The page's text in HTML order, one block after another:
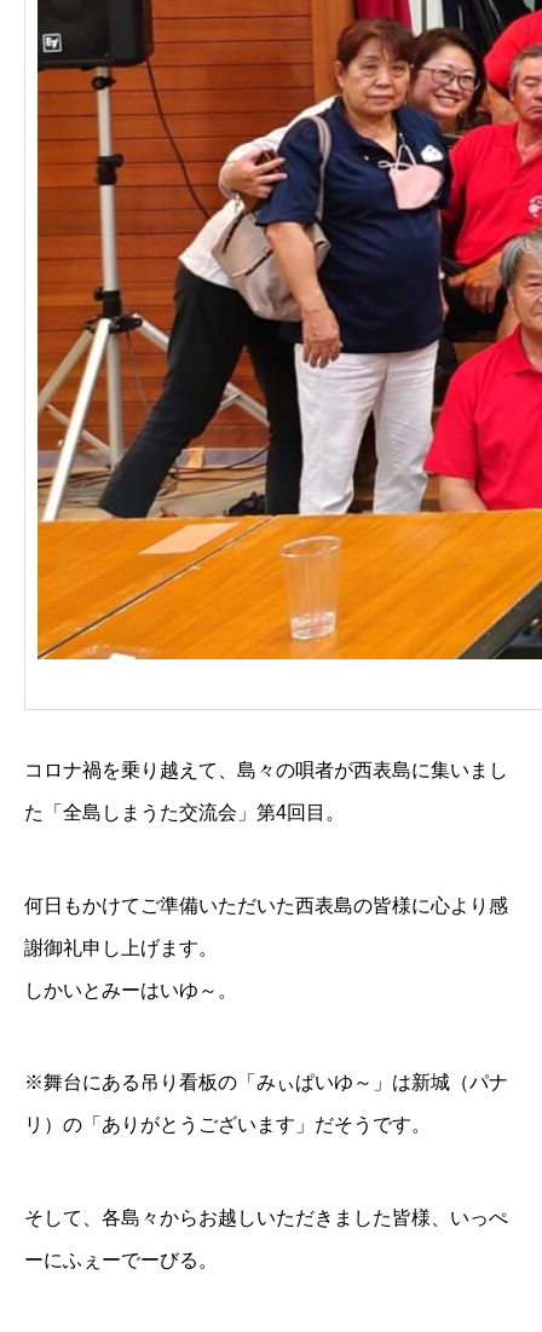
コロナ禍を乗り越えて、島々の唄者が西表島に集いまし
た「全島しまうた交流会」第4回目。
何日もかけてご準備いただいた西表島の皆様に心より感
謝御礼申し上げます。
しかいとみーはいゆ～。
※舞台にある吊り看板の「みぃぱいゆ～」は新城（パナ
リ）の「ありがとうございます」だそうです。
そして、各島々からお越しいただきました皆様、いっぺ
ーにふぇーでーびる。